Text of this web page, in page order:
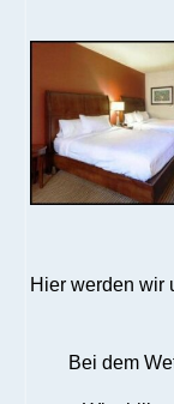
Hier werden wir
Bei dem